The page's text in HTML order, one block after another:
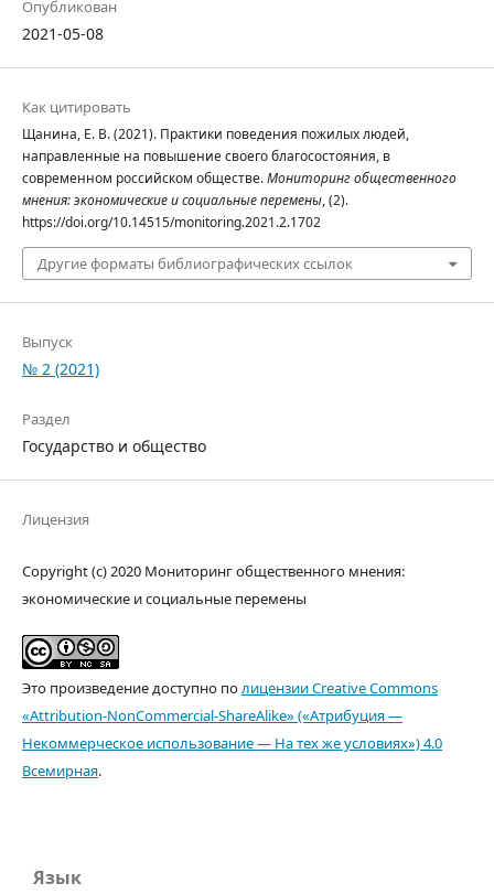
Опубликован
2021-05-08
Как цитировать
Щанина, Е. В. (2021). Практики поведения пожилых людей,
направленные на повышение своего благосостояния, в
современном российском обществе.Мониторинг общественного
мнения: экономические и социальные перемены, (2).
https://doi.org/10.14515/monitoring.2021.2.1702
Другие форматы библиографических ссылок
Выпуск
№ 2 (2021)
Раздел
Государство и общество
Лицензия
Copyright (c) 2020 Мониторинг общественного мнения:
экономические и социальные перемены
Это произведение доступно полицензии Creative Commons
«Attribution-NonCommercial-ShareAlike» («Атрибуция —
Некоммерческое использование — На тех же условиях») 4.0
Всемирная.
Язык